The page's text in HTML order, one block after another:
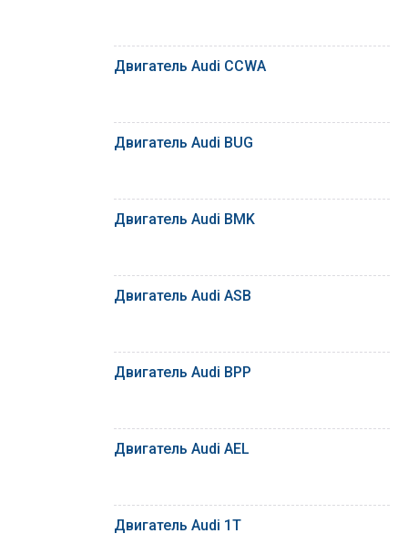
Двигатель Audi CCWA
Двигатель Audi BUG
Двигатель Audi BMK
Двигатель Audi ASB
Двигатель Audi BPP
Двигатель Audi AEL
Двигатель Audi 1T